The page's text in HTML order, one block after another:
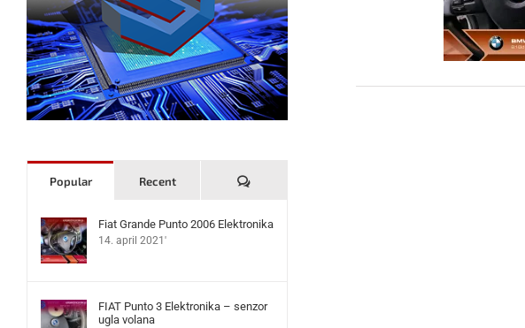
Popular Recent Komentari
Fiat Grande Punto 2006 Elektronika
14. april 2021'
FIAT Punto 3 Elektronika – senzor
ugla volana